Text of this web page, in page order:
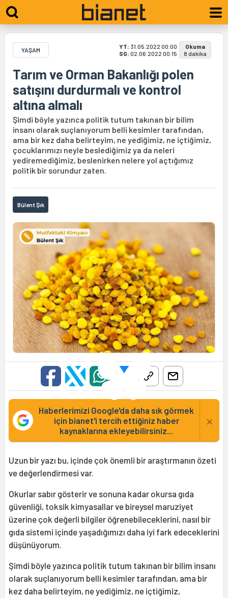
YAŞAM YT: 31.05.2022 00:00
SG: 02.06.2022 00:15
Okuma
8 dakika
Tarım ve Orman Bakanlığı polen
satışını durdurmalı ve kontrol
altına almalı
Şimdi böyle yazınca politik tutum takınan bir bilim
insanı olarak suçlanıyorum belli kesimler tarafından,
ama bir kez daha belirteyim, ne yediğimiz, ne içtiğimiz,
çocuklarımızı neyle beslediğimiz ya da neleri
yediremediğimiz, beslenirken nelere yol açtığımız
politik bir sorundur zaten.
Bülent Şık
Haberlerimizi Google'da daha sık görmek
için bianet'i tercih ettiğiniz haber
kaynaklarına ekleyebilirsiniz...
×
Uzun bir yazı bu, içinde çok önemli bir araştırmanın özeti
ve değerlendirmesi var.
Okurlar sabır gösterir ve sonuna kadar okursa gıda
güvenliği, toksik kimyasallar ve bireysel maruziyet
üzerine çok değerli bilgiler öğrenebileceklerini, nasıl bir
gıda sistemi içinde yaşadığımızı daha iyi fark edeceklerini
düşünüyorum.
Şimdi böyle yazınca politik tutum takınan bir bilim insanı
olarak suçlanıyorum belli kesimler tarafından, ama bir
kez daha belirteyim, ne yediğimiz, ne içtiğimiz,